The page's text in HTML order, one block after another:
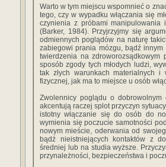
Warto w tym miejscu wspomnieć o
tego, czy w wypadku włączania się
czynienia z próbami
(Barker, 1984). Przyjrzyjmy się
odmiennych poglądów na naturę
zabiegowi prania mózgu, bądź
twierdzenia na
sposób zgody tych młodych ludzi,
tak złych warunkach materialnych
fizycznej, jak ma to miejsce u osób
Zwolennicy poglądu o
akcentują raczej splot przyczyn
istotny włączanie się do osób do
wymienia się poczucie samotności
nowym mieście, oderwania od
bądź nieistniejących kontaktów z
średniej lub na studia wyższe.
przynależności, bezpieczeństwa i